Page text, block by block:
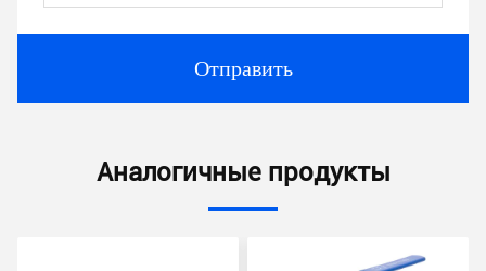
Отправить
Аналогичные продукты